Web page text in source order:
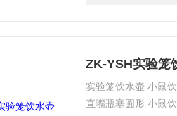
ZK-YSH实验笼
实验笼饮水壶 小鼠
直嘴瓶塞圆形 小鼠